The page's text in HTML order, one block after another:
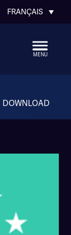
FRANÇAIS
MENU
DOWNLOAD